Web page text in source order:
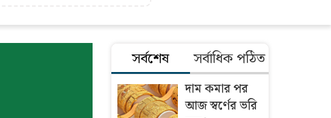
সর্বশেষ সর্বাধিক পঠিত
দাম কমার পর
আজ স্বর্ণের ভরি